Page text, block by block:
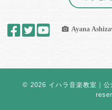
Ayana
© 2026 イハラ音楽教室｜公